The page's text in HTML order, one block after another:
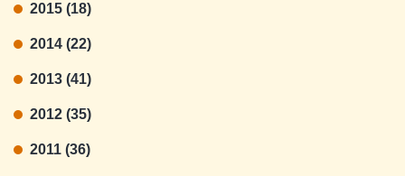
2015 (18)
2014 (22)
2013 (41)
2012 (35)
2011 (36)